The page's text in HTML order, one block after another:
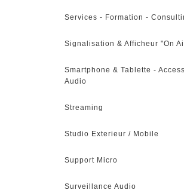
Services - Formation -
Signalisation & Afficheur "On
Smartphone & Tablette -
Audio
Streaming
Studio Exterieur / Mobile
Support Micro
Surveillance Audio